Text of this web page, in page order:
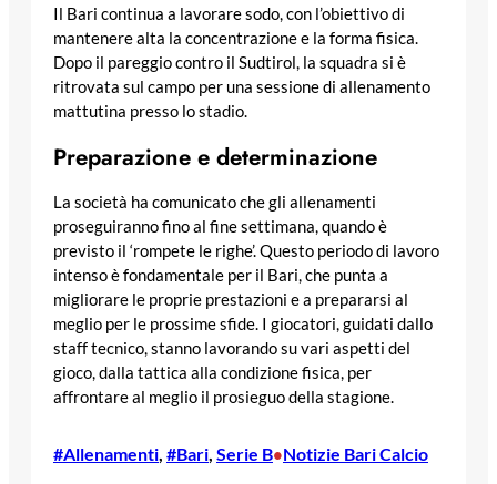
Il Bari continua a lavorare sodo, con l’obiettivo di
mantenere alta la concentrazione e la forma fisica.
Dopo il pareggio contro il Sudtirol, la squadra si è
ritrovata sul campo per una sessione di allenamento
mattutina presso lo stadio.
Preparazione e determinazione
La società ha comunicato che gli allenamenti
proseguiranno fino al fine settimana, quando è
previsto il ‘rompete le righe’. Questo periodo di lavoro
intenso è fondamentale per il Bari, che punta a
migliorare le proprie prestazioni e a prepararsi al
meglio per le prossime sfide. I giocatori, guidati dallo
staff tecnico, stanno lavorando su vari aspetti del
gioco, dalla tattica alla condizione fisica, per
affrontare al meglio il prosieguo della stagione.
#Allenamenti, #Bari, Serie B•Notizie Bari Calcio